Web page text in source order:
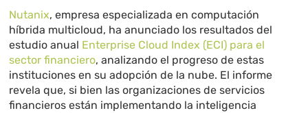
Nutanix, empresa especializada en computación
híbrida multicloud, ha anunciado los resultados del
estudio anual Enterprise Cloud Index (ECI) para el
sector financiero, analizando el progreso de estas
instituciones en su adopción de la nube. El informe
revela que, si bien las organizaciones de servicios
financieros están implementando la inteligencia